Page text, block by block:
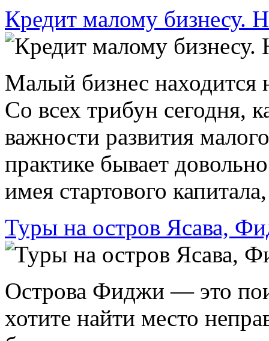
Кредит малому бизнесу.
Малый бизнес находится
Со всех трибун сегодня,
важности развития
практике бывает
имея стартового
Туры на остров Ясава,
Острова Фиджи — это
хотите найти место